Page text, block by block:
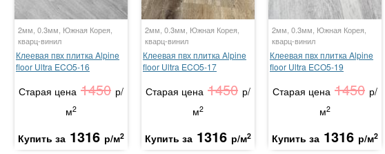
2мм, 0.3мм, Южная Корея,
кварц-винил
Клеевая пвх плитка Alpine
floor Ultra ECO5-16
Старая цена 1450 р/
м2
Купить за 1316 р/м2
2мм, 0.3мм, Южная Корея,
кварц-винил
Клеевая пвх плитка Alpine
floor Ultra ECO5-17
Старая цена 1450 р/
м2
Купить за 1316 р/м2
2мм, 0.3мм, Южная Корея,
кварц-винил
Клеевая пвх плитка Alpine
floor Ultra ECO5-19
Старая цена 1450 р/
м2
Купить за 1316 р/м2